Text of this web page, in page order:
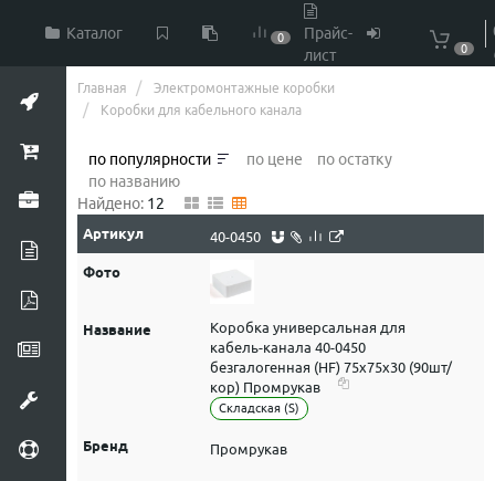
Каталог 0
Прайс-
лист
0
Главная
Электромонтажные коробки
Коробки для кабельного канала
по популярности по цене
по остатку
по названию
Найдено: 12
40-0450
Коробка универсальная для
кабель-канала 40-0450
безгалогенная (HF) 75х75х30 (90шт/
кор) Промрукав
Складская (S)
Промрукав